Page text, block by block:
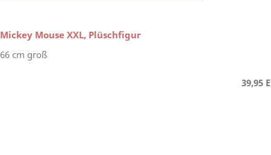
Mickey Mouse XXL, Plüschfigur
66 cm groß
39,95